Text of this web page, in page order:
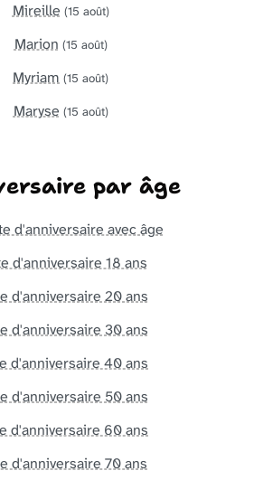
Mireille (15 août)
Marion (15 août)
Myriam (15 août)
Maryse (15 août)
par âge
d'anniversaire avec âge
d'anniversaire 18 ans
d'anniversaire 20 ans
d'anniversaire 30 ans
d'anniversaire 40 ans
d'anniversaire 50 ans
d'anniversaire 60 ans
d'anniversaire 70 ans